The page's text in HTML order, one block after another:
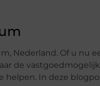
Nederland. Of u nu
de
helpen. In deze